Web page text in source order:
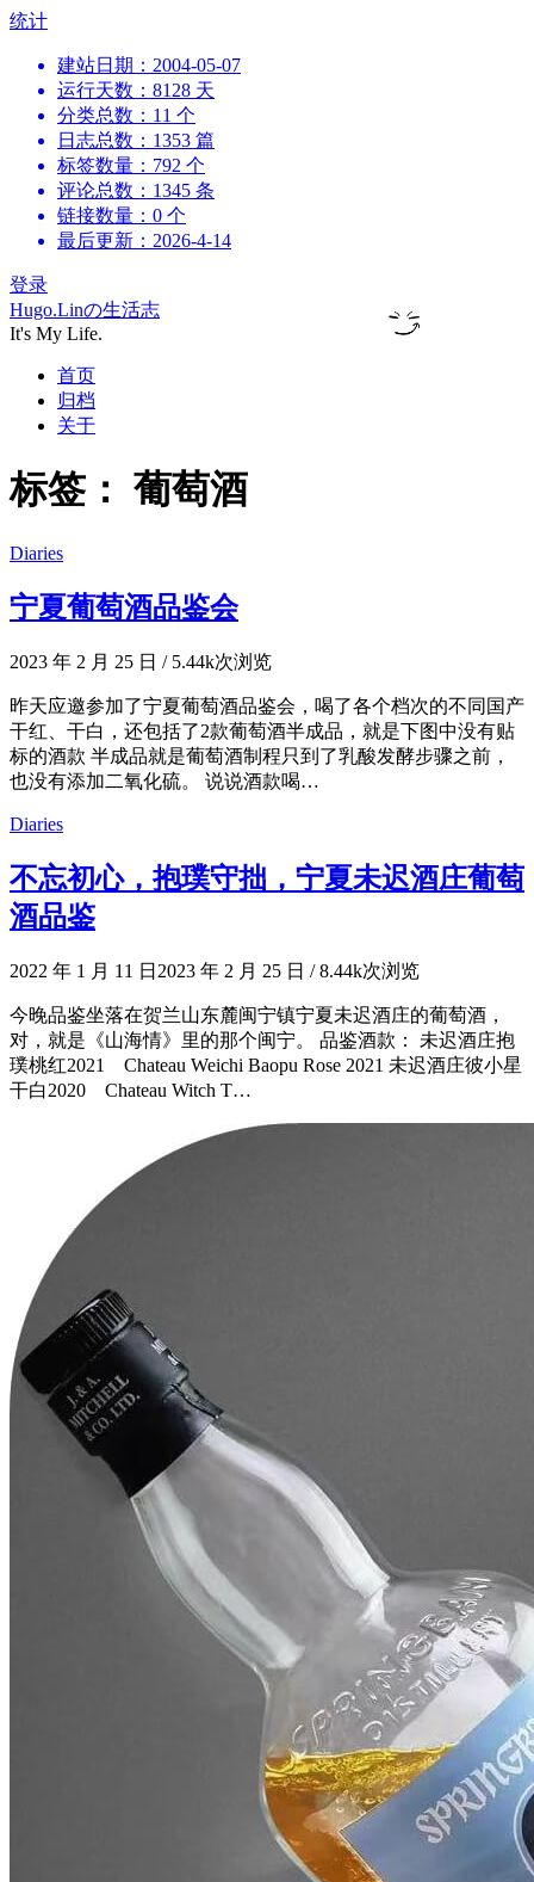
跳
统计
建站日期：2004-05-07
运行天数：8128 天
分类总数：11 个
日志总数：1353 篇
标签数量：792 个
评论总数：1345 条
链接数量：0 个
最后更新：2026-4-14
登录
Hugo.Linの生活志
It's My Life.
首页
归档
关于
标签： 葡萄酒
Diaries
宁夏葡萄酒品鉴会
2023 年 2 月 25 日 /5.44k次浏览
昨天应邀参加了宁夏葡萄酒品鉴会，喝了各个档次的不同国产
干红、干白，还包括了2款葡萄酒半成品，就是下图中没有贴
标的酒款 半成品就是葡萄酒制程只到了乳酸发酵步骤之前，
也没有添加二氧化硫。 说说酒款喝…
Diaries
不忘初心，抱璞守拙，宁夏未迟酒庄葡萄
酒品鉴
2022 年 1 月 11 日 2023 年 2 月 25 日 /8.44k次浏览
今晚品鉴坐落在贺兰山东麓闽宁镇宁夏未迟酒庄的葡萄酒，
对，就是《山海情》里的那个闽宁。 品鉴酒款： 未迟酒庄抱
璞桃红2021 Chateau Weichi Baopu Rose 2021 未迟酒庄彼小星
干白2020 Chateau Witch T…